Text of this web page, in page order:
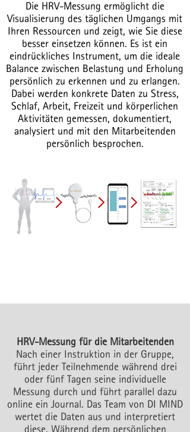
Die HRV-Messung ermöglicht die
Visualisierung des täglichen Umgangs mit
Ihren Ressourcen und zeigt, wie Sie diese
besser einsetzen können. Es ist ein
eindrückliches Instrument, um die ideale
Balance zwischen Belastung und Erholung
persönlich zu erkennen und zu erlangen.
Dabei werden konkrete Daten zu Stress,
Schlaf, Arbeit, Freizeit und körperlichen
Aktivitäten gemessen, dokumentiert,
analysiert und mit den Mitarbeitenden
persönlich besprochen.
HRV-Messung für die Mitarbeitenden
Nach einer Instruktion in der Gruppe,
führt jeder Teilnehmende während drei
oder fünf Tagen seine individuelle
Messung durch und führt parallel dazu
online ein Journal. Das Team von DI MIND
wertet die Daten aus und interpretiert
diese. Während dem persönlichen